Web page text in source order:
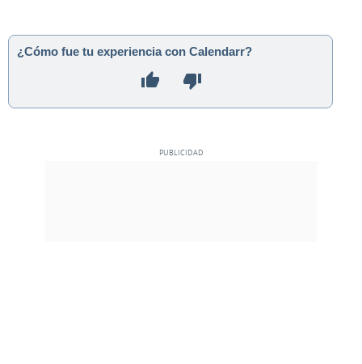
¿Cómo fue tu experiencia con Calendarr?